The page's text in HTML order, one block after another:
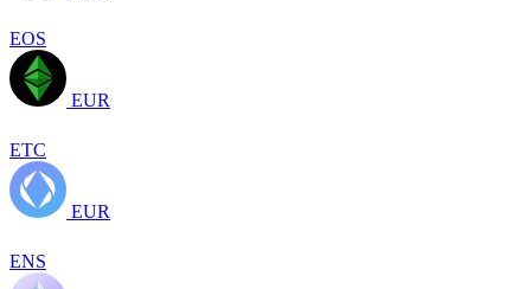
EOS
EUR
ETC
EUR
ENS